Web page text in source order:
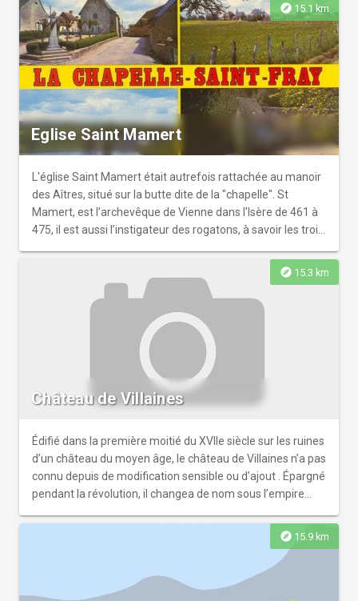
probablement celle du curé Richard, réutilisée après la
désaffectation du cimetière attenant en 1622. Enfin, une
affiche des Monuments Historiques datant de 1908
témoigne des efforts de protection engagés depuis plus
d’un siècle pour préserver ce patrimoine exceptionnel.
explore 15.1 km
Eglise Saint Mamert
L'église Saint Mamert était autrefois rattachée au manoir
des Aîtres, situé sur la butte dite de la "chapelle". St
Mamert, est l’archevêque de Vienne dans l'Isère de 461 à
475, il est aussi l’instigateur des rogatons, à savoir les trois
explore 15.3 km
Château de Villaines
Édifié dans la première moitié du XVIIe siècle sur les ruines
d’un château du moyen âge, le château de Villaines n’a pas
connu depuis de modification sensible ou d’ajout . Épargné
pendant la révolution, il changea de nom sous l’empire
représentant de la famille Gaignon dont la famille
possédait la terre de Villaines depuis 4 siècles. A la fin du
XIXe siècle, le château d’Aux redevînt le château de
explore 15.9 km